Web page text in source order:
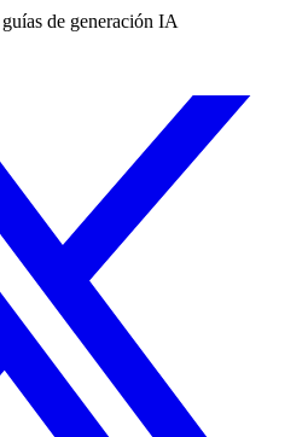
de generación IA